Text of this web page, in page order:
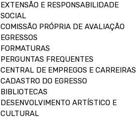
EXTENSÃO E RESPONSABILIDADE
SOCIAL
COMISSÃO PRÓPRIA DE AVALIAÇÃO
EGRESSOS
FORMATURAS
PERGUNTAS FREQUENTES
CENTRAL DE EMPREGOS E CARREIRAS
CADASTRO DO EGRESSO
BIBLIOTECAS
DESENVOLVIMENTO ARTÍSTICO E
CULTURAL